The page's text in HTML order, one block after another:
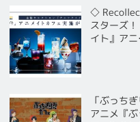
◇
スターズ
イト』ア
「ぶっち
アニメ『